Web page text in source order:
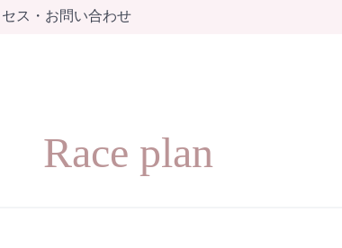
ス・お問い合わせ
Race plan